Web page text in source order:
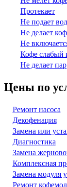
Протекает
Не подает
Не делает
Не
Кофе слабый
Не делает пар
Цены по
Ремонт насоса
Декофенация
Замена или
Диагностика
Замена
Комплексная
Замена модуля
Ремонт